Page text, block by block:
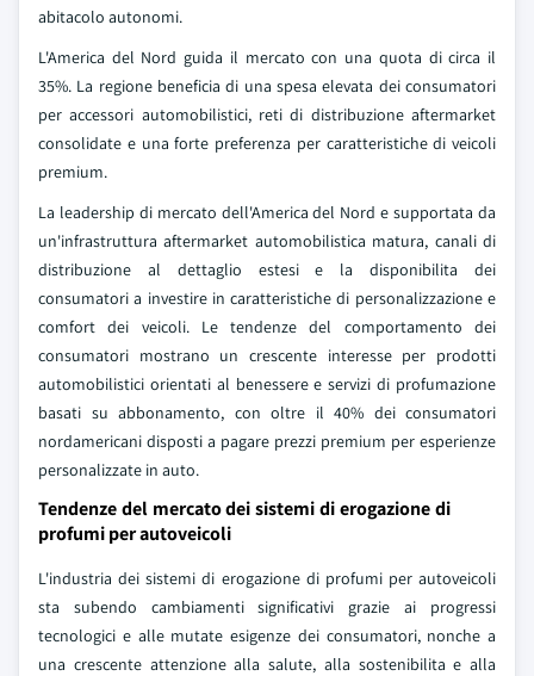
abitacolo autonomi.
L'America del Nord guida il mercato con una quota di circa il
35%. La regione beneficia di una spesa elevata dei consumatori
per accessori automobilistici, reti di distribuzione aftermarket
consolidate e una forte preferenza per caratteristiche di veicoli
premium.
La leadership di mercato dell'America del Nord e supportata da
un'infrastruttura aftermarket automobilistica matura, canali di
distribuzione al dettaglio estesi e la disponibilita dei
consumatori a investire in caratteristiche di personalizzazione e
comfort dei veicoli. Le tendenze del comportamento dei
consumatori mostrano un crescente interesse per prodotti
automobilistici orientati al benessere e servizi di profumazione
basati su abbonamento, con oltre il 40% dei consumatori
nordamericani disposti a pagare prezzi premium per esperienze
personalizzate in auto.
Tendenze del mercato dei sistemi di erogazione di
profumi per autoveicoli
L'industria dei sistemi di erogazione di profumi per autoveicoli
sta subendo cambiamenti significativi grazie ai progressi
tecnologici e alle mutate esigenze dei consumatori, nonche a
una crescente attenzione alla salute, alla sostenibilita e alla